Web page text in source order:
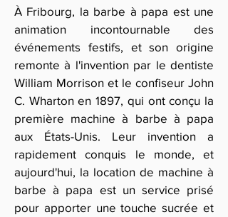
À Fribourg, la barbe à papa est une
animation incontournable des
événements festifs, et son origine
remonte à l'invention par le dentiste
William Morrison et le confiseur John
C. Wharton en 1897, qui ont conçu la
première machine à barbe à papa
aux États-Unis. Leur invention a
rapidement conquis le monde, et
aujourd'hui, la location de machine à
barbe à papa est un service prisé
pour apporter une touche sucrée et